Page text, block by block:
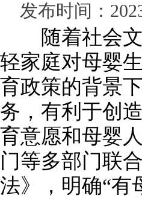
发布时间：
随着社会文
轻家庭对母婴
育政策的背景
务，有利于创
育意愿和母婴
门等多部门联
法》，明确“有